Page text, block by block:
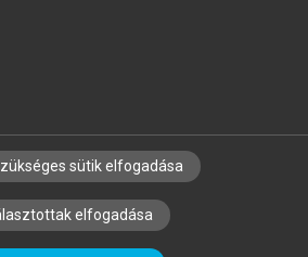
CÉGEKNEK KÖNYVTÁROSOKNAK
ÉS LEKTORÁLÁSI ALAPELVEK
sütik elfogadása
elfogadása